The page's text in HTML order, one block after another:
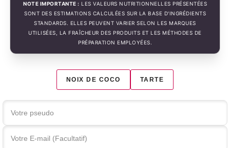
NOTE IMPORTANTE : LES VALEURS NUTRITIONNELLES PRÉSENTÉES
SONT DES ESTIMATIONS CALCULÉES SUR LA BASE D'INGRÉDIENTS
STANDARDS. ELLES PEUVENT VARIER SELON LES MARQUES
UTILISÉES, LA FRAÎCHEUR DES PRODUITS ET LES MÉTHODES DE
PRÉPARATION EMPLOYÉES.
NOIX DE COCO TARTE